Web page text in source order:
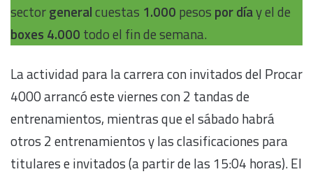
sectorgeneralcuestas 1.000 pesos por díay el de
boxes 4.000 todo el fin de semana.
La actividad para la carrera con invitados del Procar
4000 arrancó este viernes con 2 tandas de
entrenamientos, mientras que el sábado habrá
otros 2 entrenamientos y las clasificaciones para
titulares e invitados (a partir de las 15:04 horas). El